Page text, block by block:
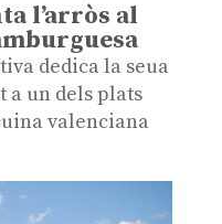
l’arròs al
dedica la seua
a un dels plats
valenciana